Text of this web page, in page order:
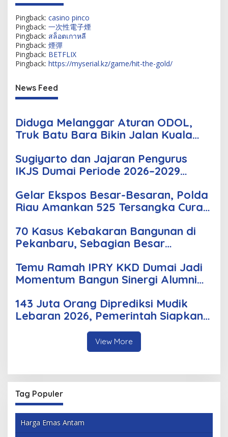
Pingback: casino pinco
Pingback: 一次性電子煙
Pingback: สล็อตเกาหลี
Pingback: 煙彈
Pingback: BETFLIX
Pingback: https://myserial.kz/game/hit-the-gold/
News Feed
Diduga Melanggar Aturan ODOL,
Truk Batu Bara Bikin Jalan Kuala
Sugiyarto dan Jajaran Pengurus
IKJS Dumai Periode 2026–2029
Gelar Ekspos Besar-Besaran, Polda
Riau Amankan 525 Tersangka Curat,
70 Kasus Kebakaran Bangunan di
Pekanbaru, Sebagian Besar
Temu Ramah IPRY KKD Dumai Jadi
Momentum Bangun Sinergi Alumni
143 Juta Orang Diprediksi Mudik
Lebaran 2026, Pemerintah Siapkan
Berbagai Inovasi
View More
Tag Populer
Harga Emas Antam